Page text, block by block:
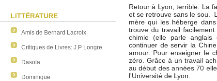
LITTÉRATURE
Amis de Bernard Lacroix
Critiques de Livres: J.P Longre
Dasola
Dominique
Retour à Lyon, terrible. La
et se retrouve sans le sou.
mère qui les héberge
trouve du travail
chimie (elle parle
continuer de servir la
amour. Pour enseigner le
zéro. Grâce à un travail
au début des années 70
l'Université de Lyon.